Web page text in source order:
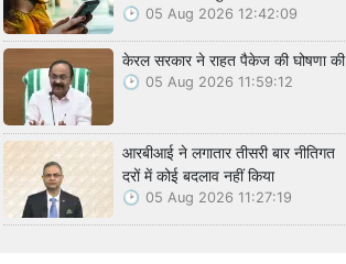
05 Aug 2026 12:42:09
केरल सरकार ने राहत पैकेज की घोषणा की
05 Aug 2026 11:59:12
आरबीआई ने लगातार तीसरी बार नीतिगत
दरों में कोई बदलाव नहीं किया
05 Aug 2026 11:27:19